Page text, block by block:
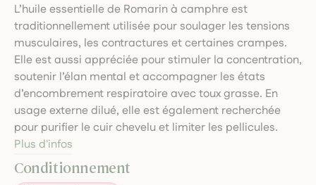
L’huile essentielle de Romarin à camphre est
traditionnellement utilisée pour soulager les tensions
musculaires, les contractures et certaines crampes.
Elle est aussi appréciée pour stimuler la concentration,
soutenir l’élan mental et accompagner les états
d’encombrement respiratoire avec toux grasse. En
usage externe dilué, elle est également recherchée
pour purifier le cuir chevelu et limiter les pellicules.
Plus d'infos
Conditionnement